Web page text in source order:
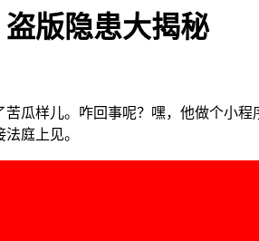
版隐患大揭秘
瓜样儿。咋回事呢？嘿，他做个小
庭上见。